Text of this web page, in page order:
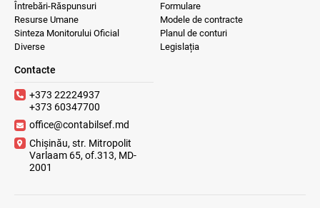
Întrebări-Răspunsuri
Resurse Umane
Sinteza Monitorului Oficial
Diverse
Formulare
Modele de contracte
Planul de conturi
Legislația
Contacte
+373 22224937
+373 60347700
office@contabilsef.md
Chișinău, str. Mitropolit
Varlaam 65, of.313, MD-
2001